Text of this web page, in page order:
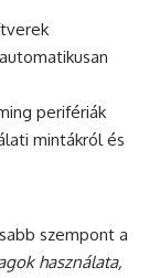
perifériák
mintákról és
szempont a
használata,